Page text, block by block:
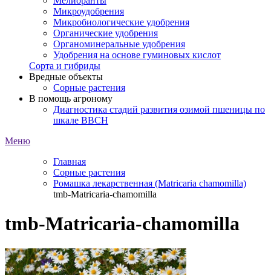
Микроудобрения
Микробиологические удобрения
Органические удобрения
Органоминеральные удобрения
Удобрения на основе гуминовых кислот
Сорта и гибриды
Вредные объекты
Сорные растения
В помощь агроному
Диагностика стадий развития озимой пшеницы по
шкале ВВСН
Меню
Главная
Сорные растения
Ромашка лекарственная (Matricaria chamomilla)
tmb-Matricaria-chamomilla
tmb-Matricaria-chamomilla